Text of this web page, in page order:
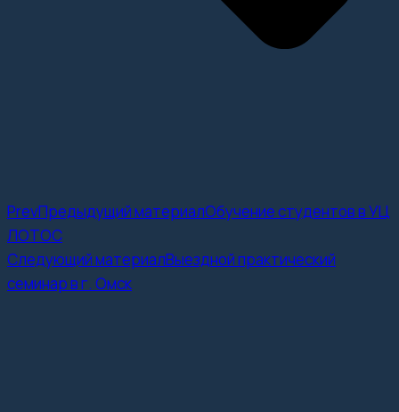
PrevПредыдущий материалОбучение студентов в УЦ
ЛОТОС
Следующий материалВыездной практический
семинар в г. Омск